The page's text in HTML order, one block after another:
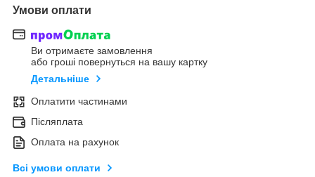
Умови оплати
Ви отримаєте замовлення
або гроші повернуться на вашу картку
Детальніше
Оплатити частинами
Післяплата
Оплата на рахунок
Всі умови оплати